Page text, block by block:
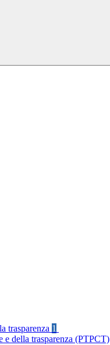
trasparenza 1
e della trasparenza (PTPCT)